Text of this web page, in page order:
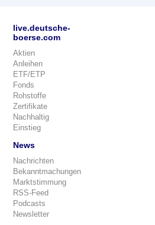
live.deutsche-
boerse.com
Aktien
Anleihen
ETF/ETP
Fonds
Rohstoffe
Zertifikate
Nachhaltig
Einstieg
News
Nachrichten
Bekanntmachungen
Marktstimmung
RSS-Feed
Podcasts
Newsletter